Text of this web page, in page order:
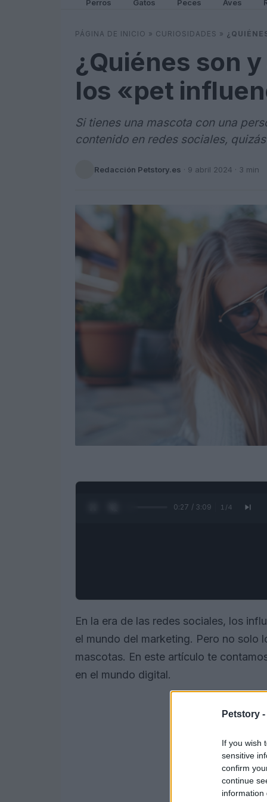
Petstory -
If you wish
sensitive
confirm
continue
information
Perros Gatos Peces Aves
PÁGINA DE INICIO » CURIOSIDADES »
¿Quiénes son
los «pet
Si tienes una mascota con una
contenido en redes sociales,
Redacción Petstory.es · 9 abril 2024 · 3 min
0:28 / 3:09 1 /4
En la era de las redes sociales, los
el mundo del marketing. Pero no solo
mascotas. En este artículo te
en el mundo digital.